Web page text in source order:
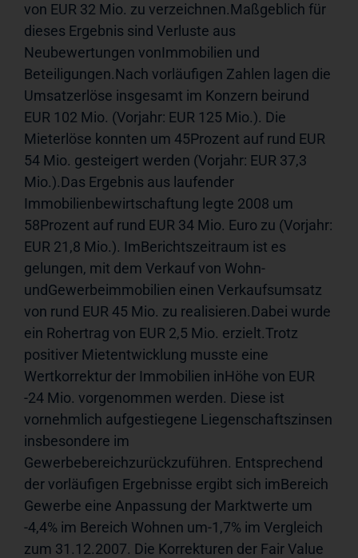
von EUR 32 Mio. zu verzeichnen.Maßgeblich für
dieses Ergebnis sind Verluste aus
Neubewertungen vonImmobilien und
Beteiligungen.Nach vorläufigen Zahlen lagen die
Umsatzerlöse insgesamt im Konzern beirund
EUR 102 Mio. (Vorjahr: EUR 125 Mio.). Die
Mieterlöse konnten um 45Prozent auf rund EUR
54 Mio. gesteigert werden (Vorjahr: EUR 37,3
Mio.).Das Ergebnis aus laufender
Immobilienbewirtschaftung legte 2008 um
58Prozent auf rund EUR 34 Mio. Euro zu (Vorjahr:
EUR 21,8 Mio.). ImBerichtszeitraum ist es
gelungen, mit dem Verkauf von Wohn-
undGewerbeimmobilien einen Verkaufsumsatz
von rund EUR 45 Mio. zu realisieren.Dabei wurde
ein Rohertrag von EUR 2,5 Mio. erzielt.Trotz
positiver Mietentwicklung musste eine
Wertkorrektur der Immobilien inHöhe von EUR
-24 Mio. vorgenommen werden. Diese ist
vornehmlich aufgestiegene Liegenschaftszinsen
insbesondere im
Gewerbebereichzurückzuführen. Entsprechend
der vorläufigen Ergebnisse ergibt sich imBereich
Gewerbe eine Anpassung der Marktwerte um
-4,4% im Bereich Wohnen um-1,7% im Vergleich
zum 31.12.2007. Die Korrekturen der Fair Value